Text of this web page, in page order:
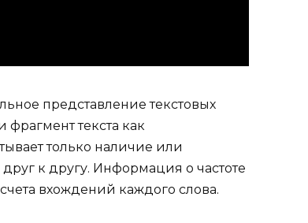
представление текстовых
текста как
только наличие или
к другу. Информация о частоте
вхождений каждого слова.